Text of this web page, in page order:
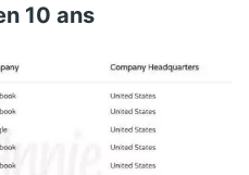
10 ans